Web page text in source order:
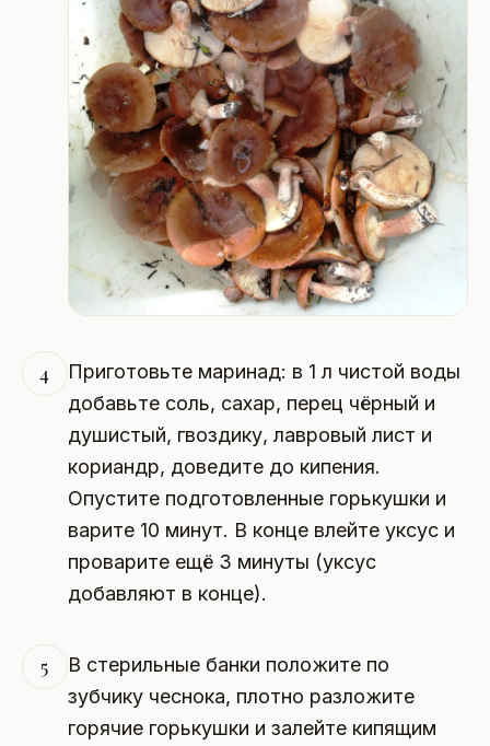
4
Приготовьте маринад: в 1 л чистой воды
добавьте соль, сахар, перец чёрный и
душистый, гвоздику, лавровый лист и
кориандр, доведите до кипения.
Опустите подготовленные горькушки и
варите 10 минут. В конце влейте уксус и
проварите ещё 3 минуты (уксус
добавляют в конце).
5
В стерильные банки положите по
зубчику чеснока, плотно разложите
горячие горькушки и залейте кипящим